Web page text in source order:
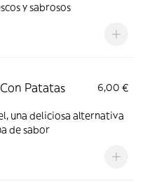
y sabrosos
Patatas
6,00 €
una deliciosa alternativa
de sabor